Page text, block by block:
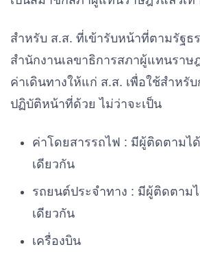
สำหรับ ส.ส. ที่เข้ารับหน้าที่ตามรัฐ
สำนักงานเลขาธิการสภาผู้แทนราษ
ค่าเดินทางให้แก่ ส.ส. เพื่อใช้สำหรับ
ปฏิบัติหน้าที่ด้วย ไม่ว่าจะเป็น
ค่าโดยสารรถไฟ : มีผู้ติดตามไ
เดียวกัน
รถยนต์ประจำทาง : มีผู้ติดตาม
เดียวกัน
เครื่องบิน